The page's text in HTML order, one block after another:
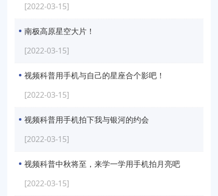
[2022-03-15]
南极高原星空大片！
[2022-03-15]
视频科普用手机与自己的星座合个影吧！
[2022-03-15]
视频科普用手机拍下我与银河的约会
[2022-03-15]
视频科普中秋将至，来学一学用手机拍月亮吧
[2022-03-15]